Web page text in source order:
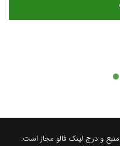
و درج لینک فالو مجاز است.